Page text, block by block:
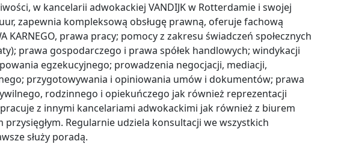
w kancelarii adwokackiej VANDIJK w Rotterdamie i swojej
zapewnia kompleksową obsługę prawną, oferuje fachową
KARNEGO, prawa pracy; pomocy z zakresu świadczeń społecznych
prawa gospodarczego i prawa spółek handlowych; windykacji
egzekucyjnego; prowadzenia negocjacji, mediacji,
przygotowywania i opiniowania umów i dokumentów; prawa
rodzinnego i opiekuńczego jak również reprezentacji
z innymi kancelariami adwokackimi jak również z biurem
przysięgłym. Regularnie udziela konsultacji we wszystkich
służy poradą.